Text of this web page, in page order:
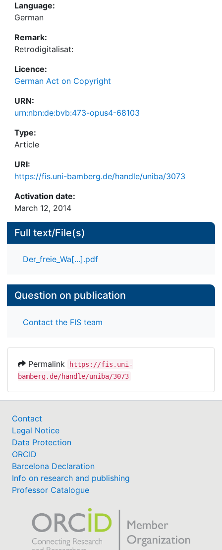
Language:
German
Remark:
Retrodigitalisat:
Licence:
German Act on Copyright
URN:
urn:nbn:de:bvb:473-opus4-68103
Type:
Article
URI:
https://fis.uni-bamberg.de/handle/uniba/3073
Activation date:
March 12, 2014
Full text/File(s)
Der_freie_Wa[...].pdf
Question on publication
Contact the FIS team
Permalink
https://fis.uni-
bamberg.de/handle/uniba/3073
Contact
Legal Notice
Data Protection
ORCID
Barcelona Declaration
Info on research and publishing
Professor Catalogue